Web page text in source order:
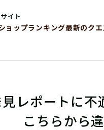
イト
ョップランキング最新のク
レポートに不
こちらから